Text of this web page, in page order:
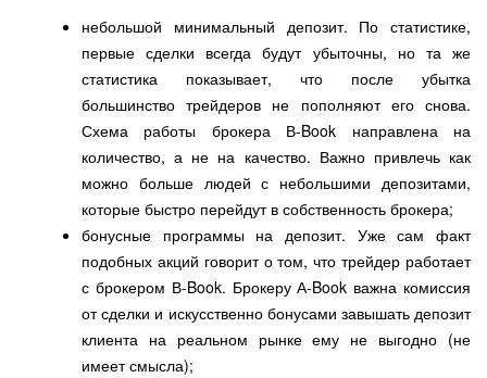
небольшой минимальный депозит. По статистике,
первые сделки всегда будут убыточны, но та же
статистика показывает, что после убытка
большинство трейдеров не пополняют его снова.
Схема работы брокера В-Book направлена на
количество, а не на качество. Важно привлечь как
можно больше людей с небольшими депозитами,
которые быстро перейдут в собственность брокера;
бонусные программы на депозит. Уже сам факт
подобных акций говорит о том, что трейдер работает
с брокером В-Book. Брокеру А-Book важна комиссия
от сделки и искусственно бонусами завышать депозит
клиента на реальном рынке ему не выгодно (не
имеет смысла);